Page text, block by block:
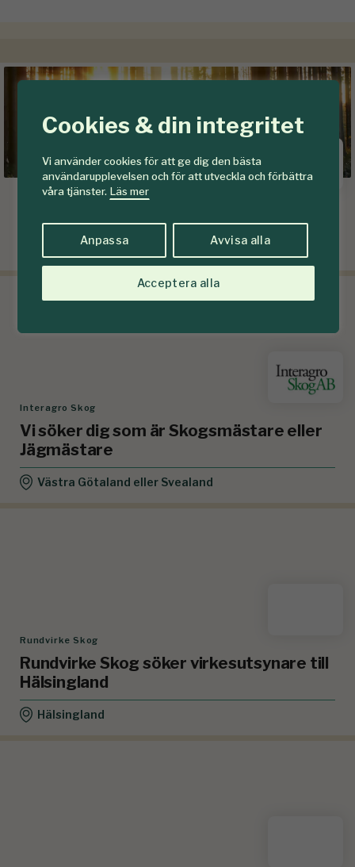
Cookies & din integritet
Vi använder cookies för att ge dig den bästa
användarupplevelsen och för att utveckla och förbättra
våra tjänster. Läs mer
Anpassa Avvisa alla
Acceptera alla
Vida Skog
Interagro Skog
Vi söker dig som är Skogsmästare eller
Jägmästare
Västra Götaland eller Svealand
Rundvirke Skog
Rundvirke Skog söker virkesutsynare till
Hälsingland
Hälsingland